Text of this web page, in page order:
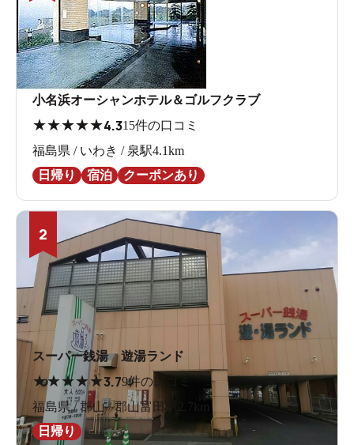
小名浜オーシャンホテル＆ゴルフクラブ
★★★★★4.315件の口コミ
福島県 / いわき / 泉駅4.1km
日帰り
宿泊 クーポンあり
2
スーパー銭湯 遊湯ランド
★★★★★3.79件の口コミ
福島県 / 郡山 / 郡山富田駅2.7km
日帰り